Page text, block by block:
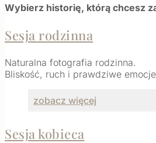
Wybierz historię, którą chcesz
Sesja rodzinna
Naturalna fotografia rodzinna.
Bliskość, ruch i prawdziwe
zobacz więcej
Sesja kobieca